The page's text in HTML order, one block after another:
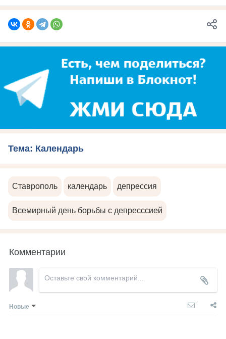
Тема: Календарь
Ставрополь календарь депрессия
Всемирный день борьбы с депресссией
Комментарии
Новые